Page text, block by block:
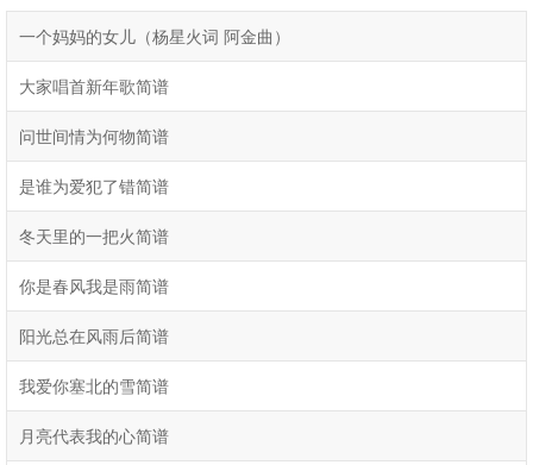
一个妈妈的女儿（杨星火词 阿金曲）
大家唱首新年歌简谱
问世间情为何物简谱
是谁为爱犯了错简谱
冬天里的一把火简谱
你是春风我是雨简谱
阳光总在风雨后简谱
我爱你塞北的雪简谱
月亮代表我的心简谱